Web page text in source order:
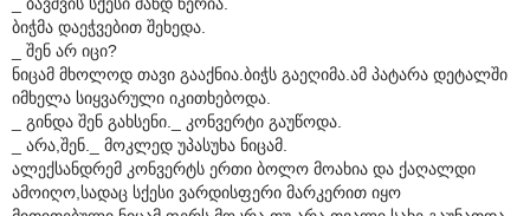
ბიჭმა დაეჭვებით შეხედა.
_ შენ არ იცი?
ნიცამ მხოლოდ თავი გააქნია.ბიჭს გაეღიმა.ამ პატარა დეტალში
იმხელა სიყვარული იკითხებოდა.
_ გინდა შენ გახსენი._ კონვერტი გაუწოდა.
_ არა,შენ._ მოკლედ უპასუხა ნიცამ.
ალექსანდრემ კონვერტს ერთი ბოლო მოახია და ქაღალდი
ამოიღო,სადაც სქესი ვარდისფერი მარკერით იყო